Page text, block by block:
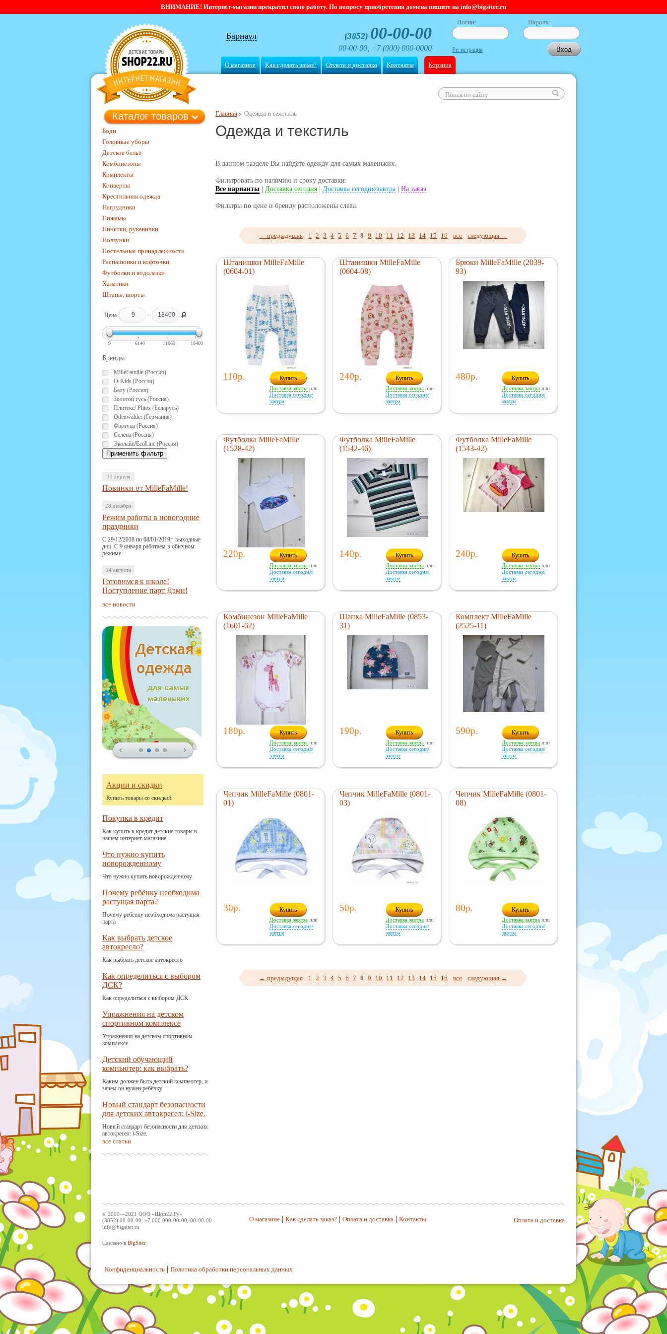
ВНИМАНИЕ! Интернет-магазин прекратил свою работу. По вопросу приобретения домена пишите на info@bigsiter.ru
Барнаул (3852) 00-00-00
00-00-00, +7 (000) 000-0000
Логин: Пароль:
Регистрация
О магазине Как сделать заказ? Оплата и доставка Контакты Корзина
Главная Одежда и текстиль
Одежда и текстиль
В данном разделе Вы найдёте одежду для самых маленьких.
Фильтровать по наличию и сроку доставки:
Все варианты
Доставка сегодня Доставка сегодня/завтра На заказ
Фильтры по цене и бренду расположены слева.
Каталог товаров
Боди
Головные уборы
Детское бельё
Комбинезоны
Комплекты
Конверты
Крестильная одежда
Нагрудники
Пижамы
Пинетки, рукавички
Ползунки
Постельные принадлежности
Распашонки и кофточки
Футболки и водолазки
Халатики
Штаны, шорты
Цена - Ք
9 6140 11660 18400
Бренды:
MilleFamille (Россия)
O-Kids (Россия)
Балу (Россия)
Золотой гусь (Россия)
Плитекс/ Plitex (Беларусь)
Odenwalder (Германия)
Фортуна (Россия)
Селена (Россия)
Эколайн/EcoLine (Россия)
11 апреля
Новинки от MilleFaMille!
28 декабря
Режим работы в новогодние
праздники
С 29/12/2018 по 08/01/2019г. выходные
дни. С 9 января работаем в обычном
режиме.
14 августа
Готовимся к школе!
Поступление парт Дэми!
все новости
Акции и скидки
Купить товары со скидкой
Покупка в кредит
Как купить в кредит детские товары в
нашем интернет-магазине.
Что нужно купить
новорожденному
Что нужно купить новорожденному
Почему ребёнку необходима
растущая парта?
Почему ребёнку необходима растущая
парта
Как выбрать детское
автокресло?
Как выбрать детское автокресло
Как определиться с выбором
ДСК?
Как определиться с выбором ДСК
Упражнения на детском
спортивном комплексе
Упражнения на детском спортивном
комплексе
Детский обучающий
компьютер: как выбрать?
Каким должен быть детский компьютер, и
зачем он нужен ребёнку
Новый стандарт безопасности
для детских автокресел: i-Size.
Новый стандарт безопасности для детских
автокресел: i-Size.
все статьи
← предыдущая 1 2 3 4 5 6 7 8 9 10 11 12 13 14 15 16 все следующая →
Штанишки MilleFaMille
(0604-01)
110р. Купить
Доставка завтра или
Доставка сегодня/
завтра
Штанишки MilleFaMille
(0604-08)
240р. Купить
Доставка завтра или
Доставка сегодня/
завтра
Брюки MilleFaMille (2039-
93)
480р. Купить
Доставка завтра или
Доставка сегодня/
завтра
Футболка MilleFaMille
(1528-42)
220р. Купить
Доставка завтра или
Доставка сегодня/
завтра
Футболка MilleFaMille
(1542-46)
140р. Купить
Доставка завтра или
Доставка сегодня/
завтра
Футболка MilleFaMille
(1543-42)
240р. Купить
Доставка завтра или
Доставка сегодня/
завтра
Комбинезон MilleFaMille
(1601-62)
180р. Купить
Доставка завтра или
Доставка сегодня/
завтра
Шапка MilleFaMille (0853-
31)
190р. Купить
Доставка завтра или
Доставка сегодня/
завтра
Комплект MilleFaMille
(2525-11)
590р. Купить
Доставка завтра или
Доставка сегодня/
завтра
Чепчик MilleFaMille (0801-
01)
30р. Купить
Доставка завтра или
Доставка сегодня/
завтра
Чепчик MilleFaMille (0801-
03)
50р. Купить
Доставка завтра или
Доставка сегодня/
завтра
Чепчик MilleFaMille (0801-
08)
80р. Купить
Доставка завтра или
Доставка сегодня/
завтра
← предыдущая 1 2 3 4 5 6 7 8 9 10 11 12 13 14 15 16 все следующая →
© 2009—2021 ООО «Шоп22.Ру»
(3852) 00-00-00, +7 000 000-00-00, 00-00-00
info@bigsiter.ru
Сделано в BigSiter
О магазине Как сделать заказ? Оплата и доставка Контакты Оплата и доставка
Конфиденциальность Политика обработки персональных данных